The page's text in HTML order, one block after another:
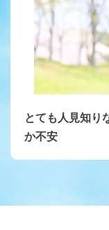
とても人見知り
か不安